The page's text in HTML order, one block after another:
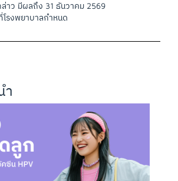
าว มีผลถึง 31 ธันวาคม 2569
โรงพยาบาลกำหนด
ำ